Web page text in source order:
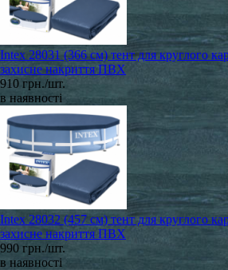
Intex 28031 (366 см) тент для круглого
захисне накриття ПВХ
910 грн./шт.
в наявності
Intex 28032 (457 см) тент для круглого
захисне накриття ПВХ
990 грн./шт.
в наявності